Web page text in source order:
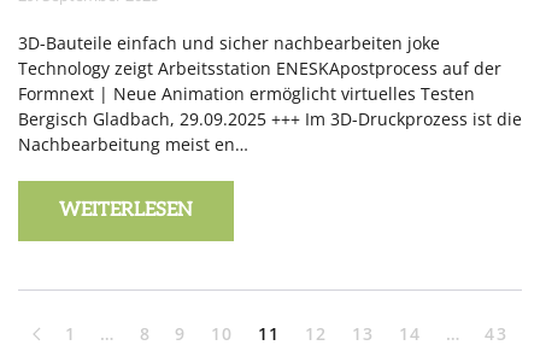
3D-Bauteile einfach und sicher nachbearbeiten joke
Technology zeigt Arbeitsstation ENESKApostprocess auf der
Formnext | Neue Animation ermöglicht virtuelles Testen
Bergisch Gladbach, 29.09.2025 +++ Im 3D-Druckprozess ist die
Nachbearbeitung meist en…
WEITERLESEN
1 … 8 9 10 11 12 13 14 … 43